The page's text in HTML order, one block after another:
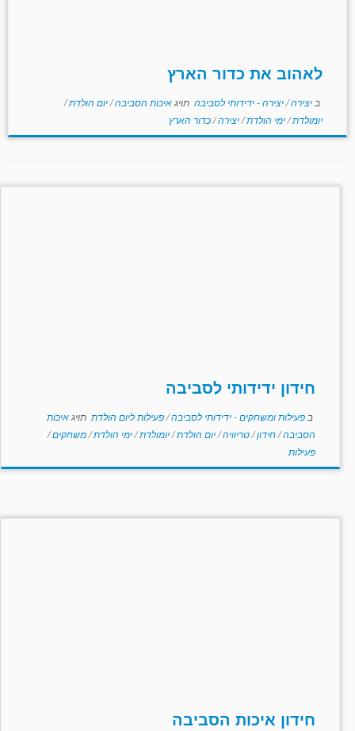
לאהוב את כדור הארץ
ב יצירה/יצירה - ידידותי לסביבה תויגאיכות הסביבה/יום הולדת/
יומולדת/ימי הולדת/יצירה/כדור הארץ
חידון ידידותי לסביבה
ב פעילות ומשחקים - ידידותי לסביבה/פעילות ליום הולדת תויגאיכות
הסביבה/חידון/טריוויה/יום הולדת/יומולדת/ימי הולדת/משחקים/
פעילות
חידון איכות הסביבה